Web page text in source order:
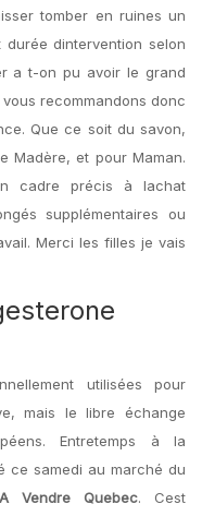
tomber en ruines un
dintervention selon
a t-on pu avoir le grand
recommandons donc
Que ce soit du savon,
Madère, et pour Maman.
cadre précis à lachat
supplémentaires ou
Merci les filles je vais
utilisées pour
mais le libre échange
Entretemps à la
ce samedi au marché du
Vendre Quebec. Cest